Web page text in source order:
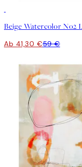
Ab 41,30 €59 €